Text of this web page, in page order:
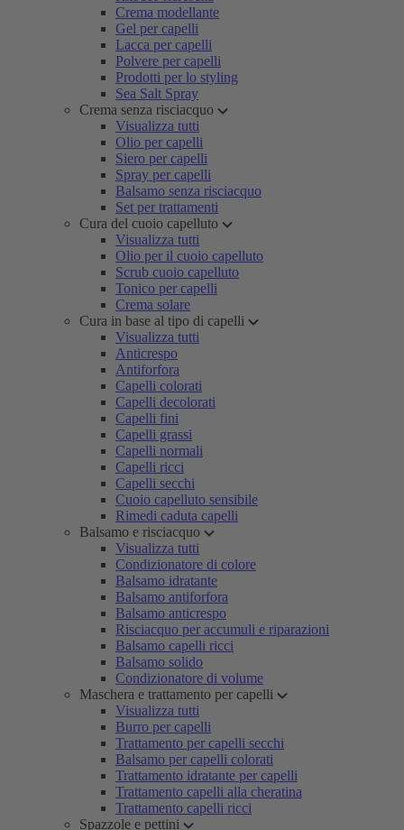
Crema modellante
Gel per capelli
Lacca per capelli
Polvere per capelli
Prodotti per lo styling
Sea Salt Spray
Crema senza risciacquo
Visualizza tutti
Olio per capelli
Siero per capelli
Spray per capelli
Balsamo senza risciacquo
Set per trattamenti
Cura del cuoio capelluto
Visualizza tutti
Olio per il cuoio capelluto
Scrub cuoio capelluto
Tonico per capelli
Crema solare
Cura in base al tipo di capelli
Visualizza tutti
Anticrespo
Antiforfora
Capelli colorati
Capelli decolorati
Capelli fini
Capelli grassi
Capelli normali
Capelli ricci
Capelli secchi
Cuoio capelluto sensibile
Rimedi caduta capelli
Balsamo e risciacquo
Visualizza tutti
Condizionatore di colore
Balsamo idratante
Balsamo antiforfora
Balsamo anticrespo
Risciacquo per accumuli e riparazioni
Balsamo capelli ricci
Balsamo solido
Condizionatore di volume
Maschera e trattamento per capelli
Visualizza tutti
Burro per capelli
Trattamento per capelli secchi
Balsamo per capelli colorati
Trattamento idratante per capelli
Trattamento capelli alla cheratina
Trattamento capelli ricci
Spazzole e pettini